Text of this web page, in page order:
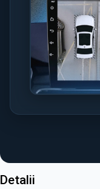
Detalii